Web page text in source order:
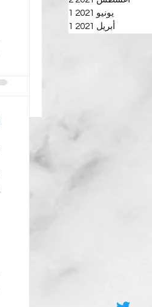
يونيو 2021
1
أبريل 2021
1